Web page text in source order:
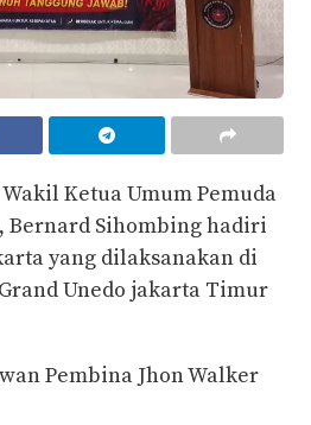
Ketua Umum Pemuda
Bernard Sihombing hadiri
yang dilaksanakan di
Unedo jakarta Timur
Pembina Jhon Walker